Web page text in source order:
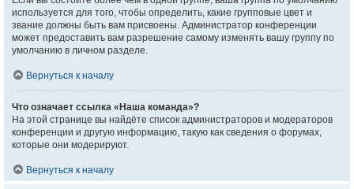
используется для того, чтобы определить, какие групповые цвет и
звание должны быть вам присвоены. Администратор конференции
может предоставить вам разрешение самому изменять вашу группу по
умолчанию в личном разделе.
Вернуться к началу
Что означает ссылка «Наша команда»?
На этой странице вы найдёте список администраторов и модераторов
конференции и другую информацию, такую как сведения о форумах,
которые они модерируют.
Вернуться к началу